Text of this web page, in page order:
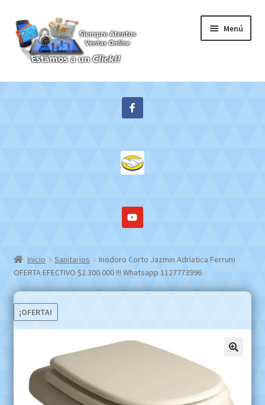
Ir
a
la
navegación
Ir
al
contenido
Menú
Inicio
Inicio Sanitarios
Inodoro Corto Jazmin Adriatica Ferrum
OFERTA EFECTIVO $2.300.000 !!! Whatsapp 1127773996
¡OFERTA!